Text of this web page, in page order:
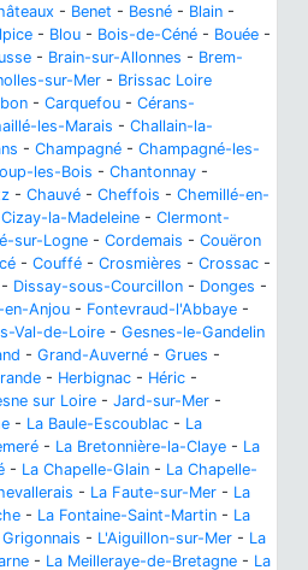
- Benet - Besné - Blain -
- Blou - Bois-de-Céné - Bouée -
- Brain-sur-Allonnes - Brem-
sur-Mer - Brissac Loire
- Carquefou - Cérans-
les-Marais - Challain-la-
- Champagné - Champagné-les-
les-Bois - Chantonnay -
- Chauvé - Cheffois - Chemillé-en-
Cizay-la-Madeleine - Clermont-
sur-Logne - Cordemais - Couëron
- Couffé - Crosmières - Crossac -
- Dissay-sous-Courcillon - Donges -
en-Anjou - Fontevraud-l'Abbaye -
Val-de-Loire - Gesnes-le-Gandelin
- Grand-Auverné - Grues -
- Herbignac - Héric -
sur Loire - Jard-sur-Mer -
- La Baule-Escoublac - La
- La Bretonnière-la-Claye - La
- La Chapelle-Glain - La Chapelle-
- La Faute-sur-Mer - La
- La Fontaine-Saint-Martin - La
Grigonnais - L'Aiguillon-sur-Mer - La
- La Meilleraye-de-Bretagne - La